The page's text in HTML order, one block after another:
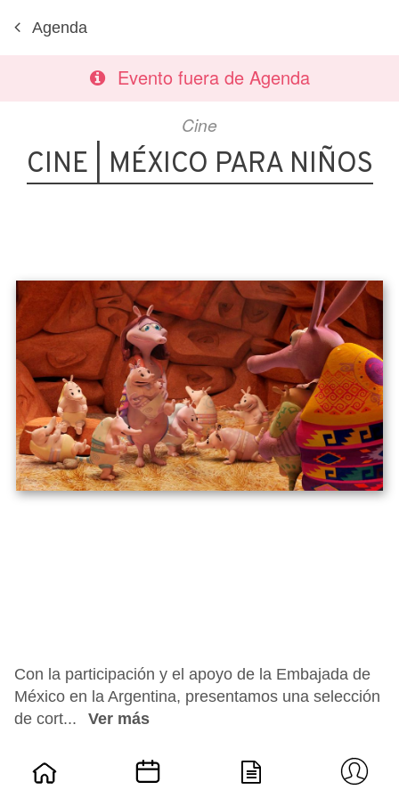
Agenda
Evento fuera de Agenda
Cine
CINE | MÉXICO PARA NIÑOS
Con la participación y el apoyo de la Embajada de
México en la Argentina, presentamos una selección
de cort...
Ver más